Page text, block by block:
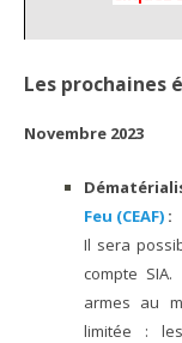
Les prochaines
Novembre 2023
Feu (CEAF) :
Il sera
compte
armes au
limitée :